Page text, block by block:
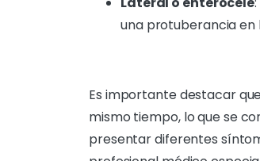
una protuberancia en
Es importante destacar
mismo tiempo, lo que se
presentar diferentes